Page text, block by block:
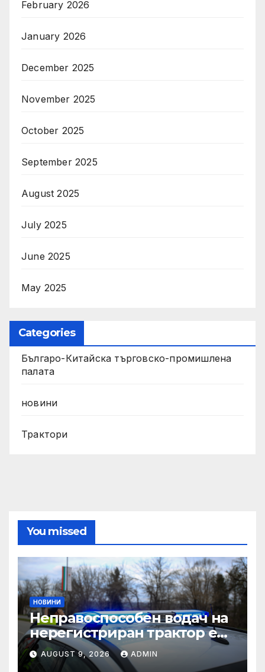
February 2026
January 2026
December 2025
November 2025
October 2025
September 2025
August 2025
July 2025
June 2025
May 2025
Categories
Българо-Китайска търговско-промишлена
палата
новини
Трактори
You missed
НОВИНИ
Неправоспособен водач на
нерегистриран трактор е
спрян в Търговище –
Новини Търговище
AUGUST 9, 2026 ADMIN